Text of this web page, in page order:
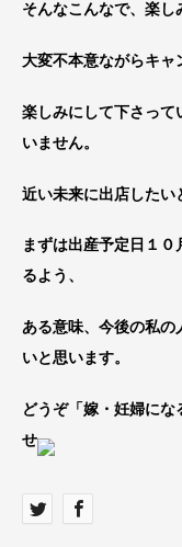
そんなこんなで、楽し
大変不本意ながらキャ
楽しみにして下さって
いません。
近い未来に出店したい
まずは出産予定日１
るよう、
ある意味、今後の私の
いと思います。
どうぞ「嫁・妊婦にな
せ